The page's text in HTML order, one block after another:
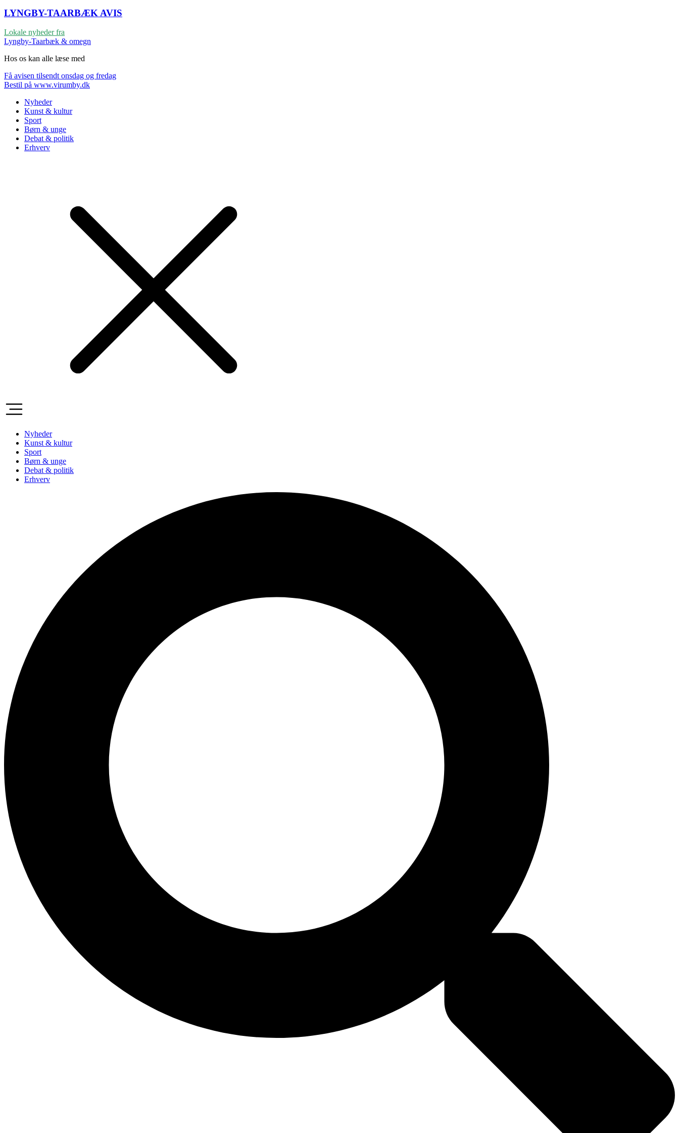
LYNGBY-TAARBÆK AVIS
Lokale nyheder fra
Lyngby-Taarbæk & omegn
Hos os kan alle læse med
Få avisen tilsendt onsdag og fredag
Bestil på www.virumby.dk
Nyheder
Kunst & kultur
Sport
Børn & unge
Debat & politik
Erhverv
Nyheder
Kunst & kultur
Sport
Børn & unge
Debat & politik
Erhverv